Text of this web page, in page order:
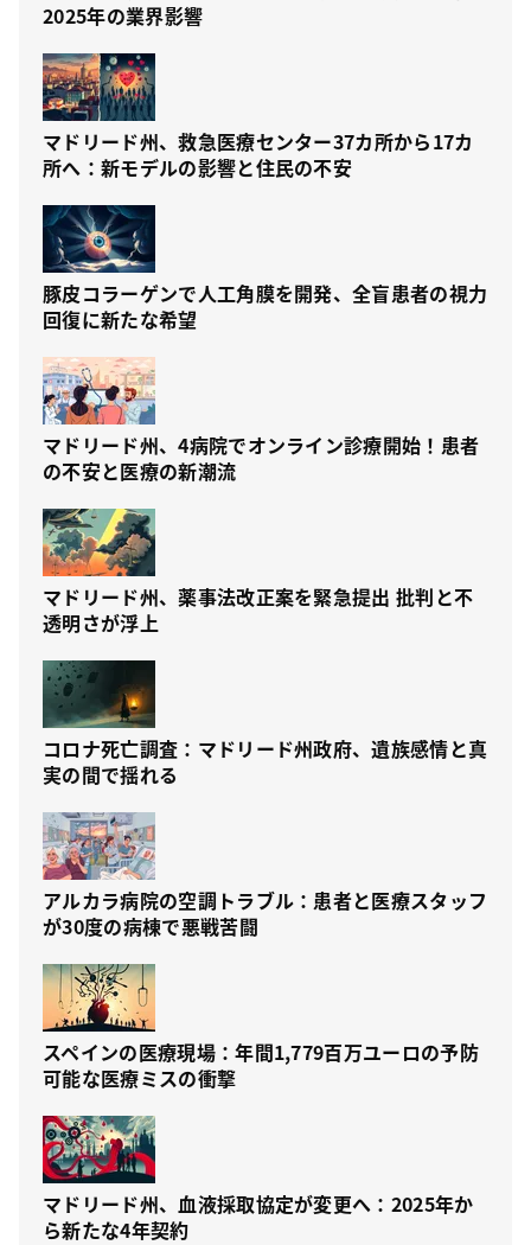
2025年の業界影響
マドリード州、救急医療センター37カ所から17カ
所へ：新モデルの影響と住民の不安
豚皮コラーゲンで人工角膜を開発、全盲患者の視力
回復に新たな希望
マドリード州、4病院でオンライン診療開始！患者
の不安と医療の新潮流
マドリード州、薬事法改正案を緊急提出 批判と不
透明さが浮上
コロナ死亡調査：マドリード州政府、遺族感情と真
実の間で揺れる
アルカラ病院の空調トラブル：患者と医療スタッフ
が30度の病棟で悪戦苦闘
スペインの医療現場：年間1,779百万ユーロの予防
可能な医療ミスの衝撃
マドリード州、血液採取協定が変更へ：2025年か
ら新たな4年契約